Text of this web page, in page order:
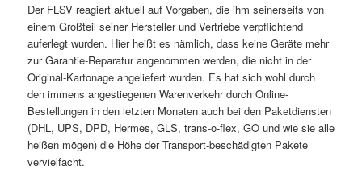
Der FLSV reagiert aktuell auf Vorgaben, die ihm seinerseits von
einem Großteil seiner Hersteller und Vertriebe verpflichtend
auferlegt wurden. Hier heißt es nämlich, dass keine Geräte mehr
zur Garantie-Reparatur angenommen werden, die nicht in der
Original-Kartonage angeliefert wurden. Es hat sich wohl durch
den immens angestiegenen Warenverkehr durch Online-
Bestellungen in den letzten Monaten auch bei den Paketdiensten
(DHL, UPS, DPD, Hermes, GLS, trans-o-flex, GO und wie sie alle
heißen mögen) die Höhe der Transport-beschädigten Pakete
vervielfacht.